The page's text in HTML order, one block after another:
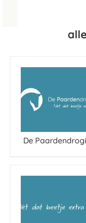
De